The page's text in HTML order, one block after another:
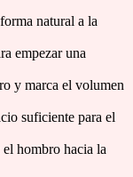
natural a la
empezar una
y marca el volumen
suficiente para el
hombro hacia la